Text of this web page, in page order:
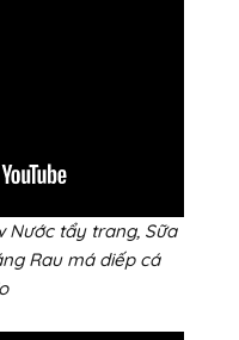
Nước tẩy trang, Sữa
Rau má diếp cá